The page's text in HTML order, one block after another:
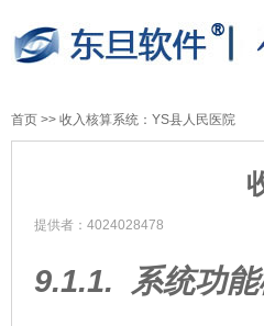
首页 >> 收入核算系统：YS县人民医院
提供者：4024028478
9.1.1. 系统功